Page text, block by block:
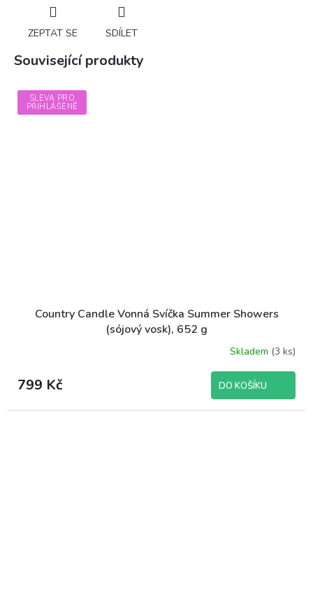
ZEPTAT SE SDÍLET
Související produkty
SLEVA PRO
PŘIHLÁŠENÉ
Country Candle Vonná Svíčka Summer Showers
(sójový vosk), 652 g
Skladem (3 ks)
799 Kč DO KOŠÍKU